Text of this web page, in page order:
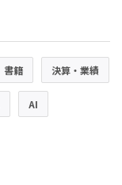
書籍 決算・業績
AI